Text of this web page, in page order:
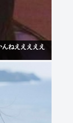
ねえええええ